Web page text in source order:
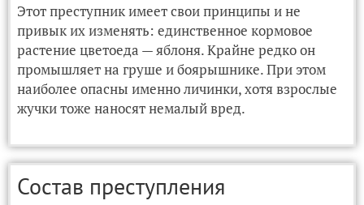
Этот преступник имеет свои принципы и не
привык их изменять: единственное кормовое
растение цветоеда — яблоня. Крайне редко он
промышляет на груше и боярышнике. При этом
наиболее опасны именно личинки, хотя взрослые
жучки тоже наносят немалый вред.
Состав преступления